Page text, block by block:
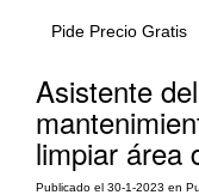
Pide Precio Gratis
Asistente
limpiar área
Publicado el 30-1-2023 en